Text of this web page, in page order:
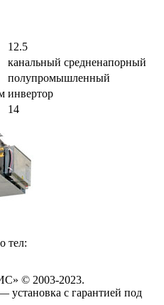
12.5
канальный средненапорный
полупромышленный
инвертор
14
тел:
© 2003-2023.
с гарантией под